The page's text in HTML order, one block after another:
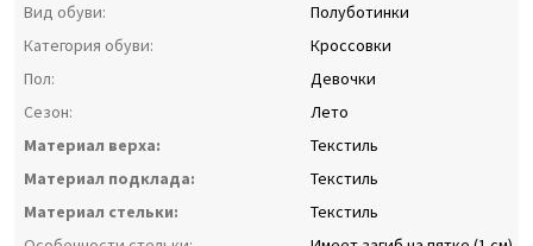
Вид обуви:
Полуботинки
Категория обуви:
Кроссовки
Пол:
Девочки
Сезон:
Лето
Материал верха:
Текстиль
Материал подклада:
Текстиль
Материал стельки:
Текстиль